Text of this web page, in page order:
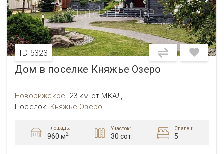
ID 5323
Дом в поселке Княжье Озеро
Новорижское, 23 км от МКАД
Посёлок: Княжье Озеро
Площадь:
960 м2
Участок:
30 сот.
Спален:
5